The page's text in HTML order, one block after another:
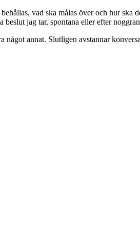
vad ska målas över och hur ska
jag tar, spontana eller efter
annat. Slutligen avstannar